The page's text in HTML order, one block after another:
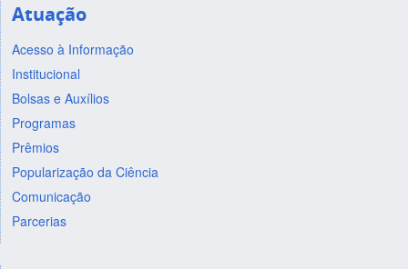
Atuação
Acesso à Informação
Institucional
Bolsas e Auxílios
Programas
Prêmios
Popularização da Ciência
Comunicação
Parcerias